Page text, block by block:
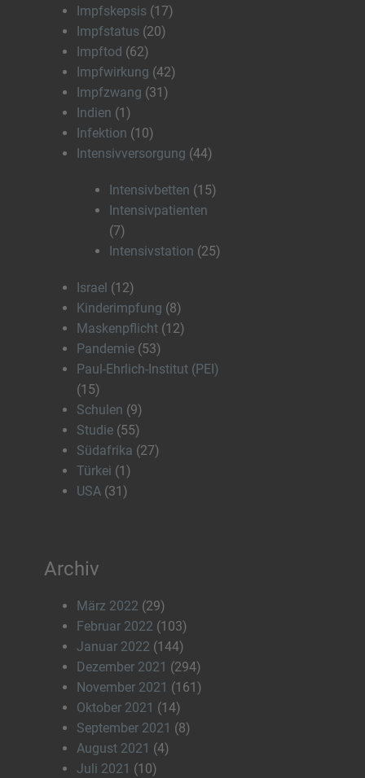
Impfskepsis (17)
Impfstatus (20)
Impftod (62)
Impfwirkung (42)
Impfzwang (31)
Indien (1)
Infektion (10)
Intensivversorgung (44)
Intensivbetten (15)
Intensivpatienten
(7)
Intensivstation (25)
Israel (12)
Kinderimpfung (8)
Maskenpflicht (12)
Pandemie (53)
Paul-Ehrlich-Institut (PEI)
(15)
Schulen (9)
Studie (55)
Südafrika (27)
Türkei (1)
USA (31)
Archiv
März 2022 (29)
Februar 2022 (103)
Januar 2022 (144)
Dezember 2021 (294)
November 2021 (161)
Oktober 2021 (14)
September 2021 (8)
August 2021 (4)
Juli 2021 (10)